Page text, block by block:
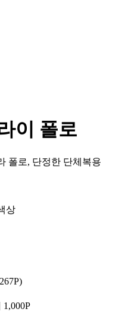
이 폴로
폴로, 단정한 단체복용
상
267P)
1,000P